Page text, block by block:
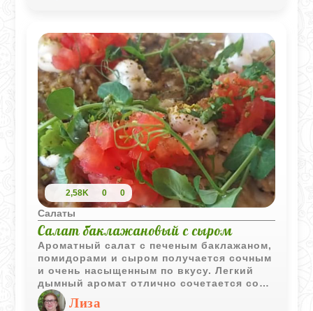
2,58K 0 0
Салаты
Салат баклажановый с сыром
Ароматный салат с печеным баклажаном,
помидорами и сыром получается сочным
и очень насыщенным по вкусу. Легкий
дымный аромат отлично сочетается со
свежей кинзой и оливковым маслом.
Лиза